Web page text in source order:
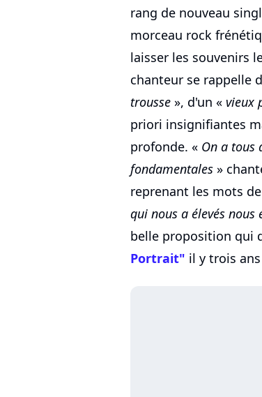
rang de nouveau
morceau rock
laisser les souvenirs
chanteur se rappelle
trousse », d'un « vieux
priori insignifiantes
profonde. « On a tous
fondamentales »
reprenant les mots
qui nous a élevés nous
belle proposition qui
Portrait" il y trois